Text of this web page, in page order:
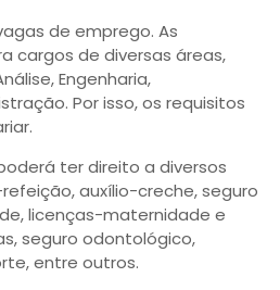
de emprego. As
cargos de diversas áreas,
Engenharia,
Por isso, os requisitos
ter direito a diversos
auxílio-creche, seguro
licenças-maternidade e
seguro odontológico,
entre outros.